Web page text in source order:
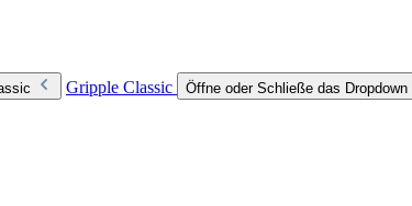
Gripple Classic Öffne oder Schließe das